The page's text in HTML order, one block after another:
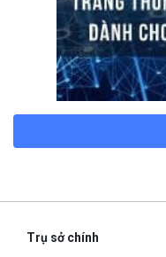
Trụ sở chính